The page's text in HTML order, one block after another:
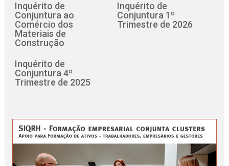
Inquérito de
Conjuntura ao
Comércio dos
Materiais de
Construção
Inquérito de
Conjuntura 1º
Trimestre de 2026
Inquérito de
Conjuntura 4º
Trimestre de 2025